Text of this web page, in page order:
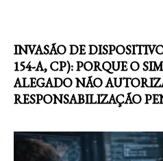
INVASÃO DE
154-A, CP): PORQUE O
ALEGADO NÃO
RESPONSABILIZAÇÃO